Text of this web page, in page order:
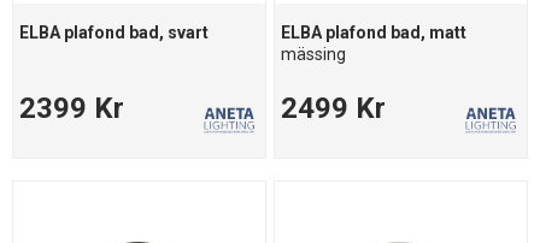
ELBA plafond bad, svart
2399 Kr
ELBA plafond bad, matt
mässing
2499 Kr